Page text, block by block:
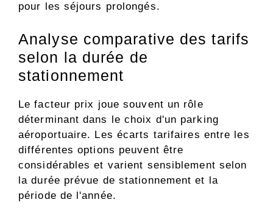
pour les séjours prolongés.
Analyse comparative des tarifs
selon la durée de
stationnement
Le facteur prix joue souvent un rôle
déterminant dans le choix d'un parking
aéroportuaire. Les écarts tarifaires entre les
différentes options peuvent être
considérables et varient sensiblement selon
la durée prévue de stationnement et la
période de l'année.